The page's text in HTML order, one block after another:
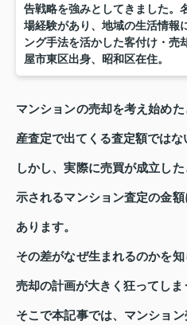
告戦略を強みとしてきました。
場経験があり、地域の生活情報
ング手法を活かした客付け・売
屋市東区出身、昭和区在住。
マンションの売却を考え始め
産査定で出てくる査定額ではな
しかし、実際に売買が成立し
示されるマンション査定の金
あります。
その差がなぜ生まれるのかを知
売却の計画が大きく狂ってしま
そこで本記事では、マンショ